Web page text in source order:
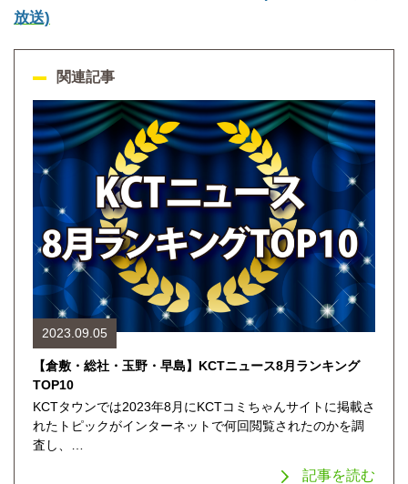
放送)
関連記事
2023.09.05
【倉敷・総社・玉野・早島】KCTニュース8月ランキング
TOP10
KCTタウンでは2023年8月にKCTコミちゃんサイトに掲載さ
れたトピックがインターネットで何回閲覧されたのかを調
査し、…
記事を読む